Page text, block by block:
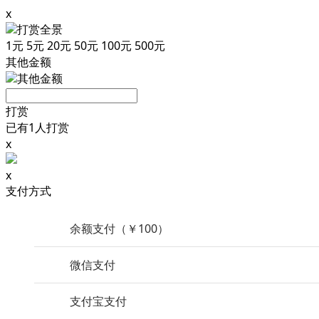
x
打赏全景
1元 5元 20元 50元 100元 500元
其他金额
其他金额
打赏
已有1人打赏
x
x
支付方式
余额支付（￥100）
微信支付
支付宝支付